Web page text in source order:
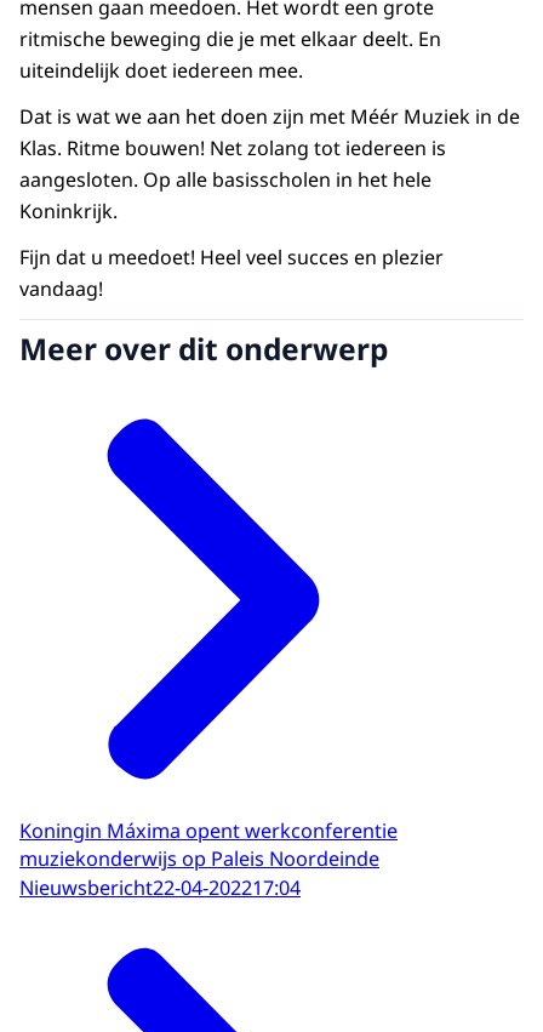
mensen gaan meedoen. Het wordt een grote
ritmische beweging die je met elkaar deelt. En
uiteindelijk doet iedereen mee.
Dat is wat we aan het doen zijn met Méér Muziek in de
Klas. Ritme bouwen! Net zolang tot iedereen is
aangesloten. Op alle basisscholen in het hele
Koninkrijk.
Fijn dat u meedoet! Heel veel succes en plezier
vandaag!
Meer over dit onderwerp
Koningin Máxima opent werkconferentie
muziekonderwijs op Paleis Noordeinde
Nieuwsbericht22-04-202217:04